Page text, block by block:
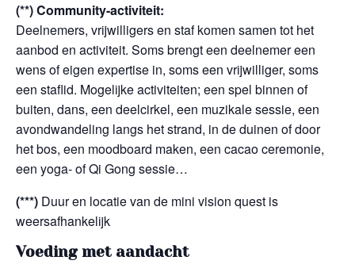
(**) Community-activiteit:
Deelnemers, vrijwilligers en staf komen samen tot het
aanbod en activiteit. Soms brengt een deelnemer een
wens of eigen expertise in, soms een vrijwilliger, soms
een staflid. Mogelijke activiteiten; een spel binnen of
buiten, dans, een deelcirkel, een muzikale sessie, een
avondwandeling langs het strand, in de duinen of door
het bos, een moodboard maken, een cacao ceremonie,
een yoga- of Qi Gong sessie…
(***) Duur en locatie van de mini vision quest is
weersafhankelijk
Voeding met aandacht